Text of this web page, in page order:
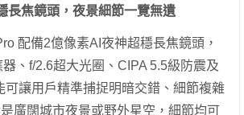
長焦鏡頭，夜景細節一覽無遺
配備2億像素AI夜神超穩長焦鏡頭，
、f/2.6超大光圈、CIPA 5.5級防震及
可讓用戶精準捕捉明暗交錯、細節複雜
廣闊城市夜景或野外星空，細節均可